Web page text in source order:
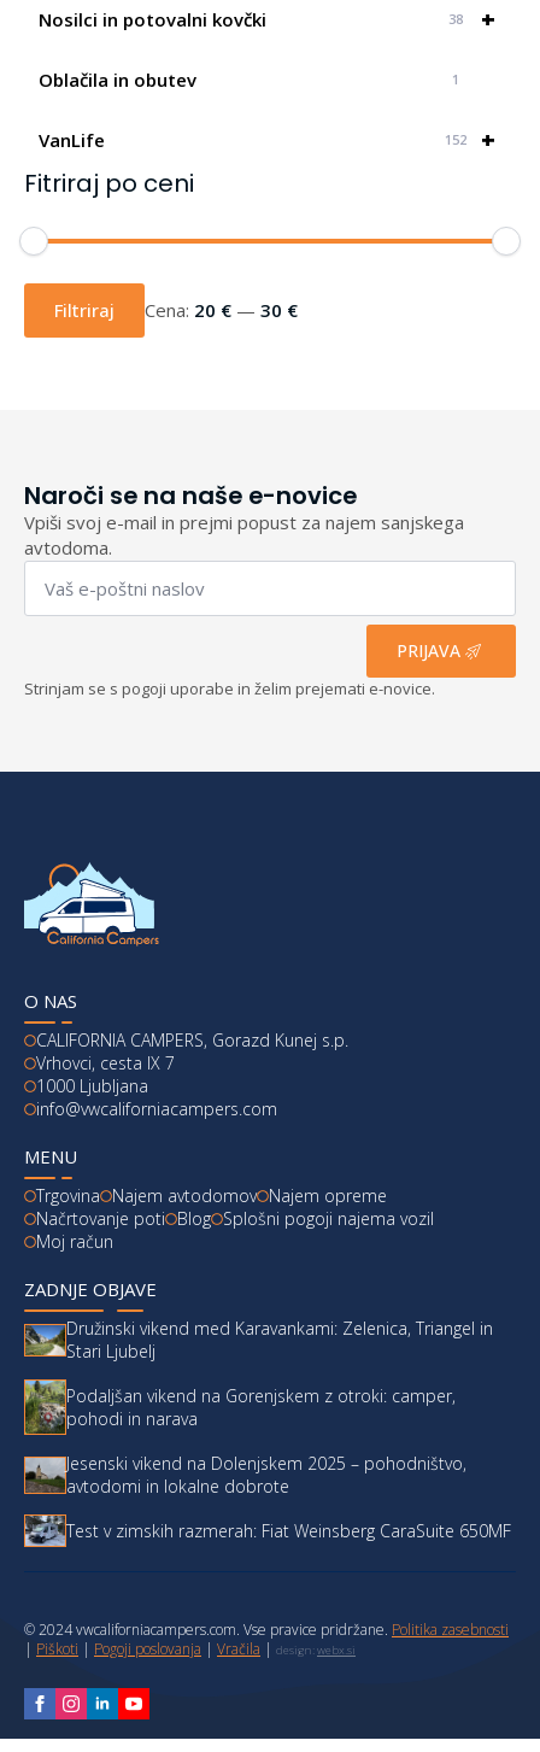
+
Nosilci in potovalni kovčki 38
Oblačila in obutev 1
+
VanLife 152
Fitriraj po ceni
Min
cena
Max
cenaFiltriraj Cena: 20 € — 30 €
Naroči se na naše e-novice
Vpiši svoj e-mail in prejmi popust za najem sanjskega
avtodoma.
Email
PRIJAVA
Strinjam se s pogoji uporabe in želim prejemati e-novice.
O NAS
CALIFORNIA CAMPERS, Gorazd Kunej s.p.
Vrhovci, cesta IX 7
1000 Ljubljana
info@vwcaliforniacampers.com
MENU
Trgovina Najem avtodomov Najem opreme
Načrtovanje poti
Blog Splošni pogoji najema vozil
Moj račun
ZADNJE OBJAVE
Družinski vikend med Karavankami: Zelenica, Triangel in
Stari Ljubelj
Podaljšan vikend na Gorenjskem z otroki: camper,
pohodi in narava
Jesenski vikend na Dolenjskem 2025 – pohodništvo,
avtodomi in lokalne dobrote
Test v zimskih razmerah: Fiat Weinsberg CaraSuite 650MF
© 2024 vwcaliforniacampers.com. Vse pravice pridržane. Politika zasebnosti
| Piškoti | Pogoji poslovanja | Vračila | design:webx.si